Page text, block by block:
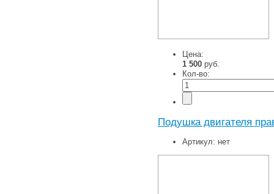
Цена:
1 500 руб.
Кол-во:
Подушка двигателя
Артикул: нет